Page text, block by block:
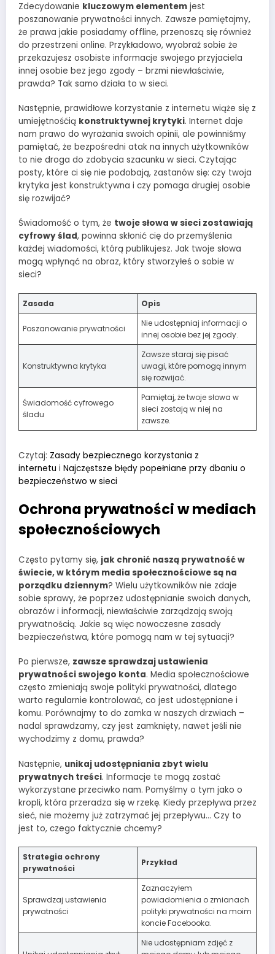
Zdecydowanie kluczowym elementem jest
poszanowanie prywatności innych. Zawsze pamiętajmy,
że prawa jakie posiadamy offline, przenoszą się również
do przestrzeni online. Przykładowo, wyobraź sobie że
przekazujesz osobiste informacje swojego przyjaciela
innej osobie bez jego zgody – brzmi niewłaściwie,
prawda? Tak samo działa to w sieci.
Następnie, prawidłowe korzystanie z internetu wiąże się z
umiejętnośćią konstruktywnej krytyki. Internet daje
nam prawo do wyrażania swoich opinii, ale powinniśmy
pamiętać, że bezpośredni atak na innych użytkowników
to nie droga do zdobycia szacunku w sieci. Czytając
posty, które ci się nie podobają, zastanów się: czy twoja
krytyka jest konstruktywna i czy pomaga drugiej osobie
się rozwijać?
Świadomość o tym, że twoje słowa w sieci zostawiają
cyfrowy ślad, powinna skłonić cię do przemyślenia
każdej wiadomości, którą publikujesz. Jak twoje słowa
mogą wpłynąć na obraz, który stworzyłeś o sobie w
sieci?
Zasada Opis
Poszanowanie prywatności
Nie udostępniaj informacji o
innej osobie bez jej zgody.
Konstruktywna krytyka
Zawsze staraj się pisać
uwagi, które pomogą innym
się rozwijać.
Świadomość cyfrowego
śladu
Pamiętaj, że twoje słowa w
sieci zostają w niej na
zawsze.
Czytaj: Zasady bezpiecznego korzystania z
internetu i Najczęstsze błędy popełniane przy dbaniu o
bezpieczeństwo w sieci
Ochrona prywatności w mediach
społecznościowych
Często pytamy się, jak chronić naszą prywatność w
świecie, w którym media społecznościowe są na
porządku dziennym? Wielu użytkowników nie zdaje
sobie sprawy, że poprzez udostępnianie swoich danych,
obrazów i informacji, niewłaściwie zarządzają swoją
prywatnością. Jakie są więc nowoczesne zasady
bezpieczeństwa, które pomogą nam w tej sytuacji?
Po pierwsze, zawsze sprawdzaj ustawienia
prywatności swojego konta. Media społecznościowe
często zmieniają swoje polityki prywatności, dlatego
warto regularnie kontrolować, co jest udostępniane i
komu. Porównajmy to do zamka w naszych drzwiach –
nadal sprawdzamy, czy jest zamknięty, nawet jeśli nie
wychodzimy z domu, prawda?
Następnie, unikaj udostępniania zbyt wielu
prywatnych treści. Informacje te mogą zostać
wykorzystane przeciwko nam. Pomyślmy o tym jako o
kropli, która przeradza się w rzekę. Kiedy przepływa przez
sieć, nie możemy już zatrzymać jej przepływu… Czy to
jest to, czego faktycznie chcemy?
Strategia ochrony
prywatności
Przykład
Sprawdzaj ustawienia
prywatności
Zaznaczyłem
powiadomienia o zmianach
polityki prywatności na moim
koncie Facebooka.
Nie udostępniam zdjęć z